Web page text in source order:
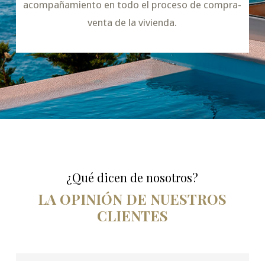
acompañamiento en todo el proceso de compra-
venta de la vivienda.
¿Qué dicen de nosotros?
LA OPINIÓN DE NUESTROS
CLIENTES